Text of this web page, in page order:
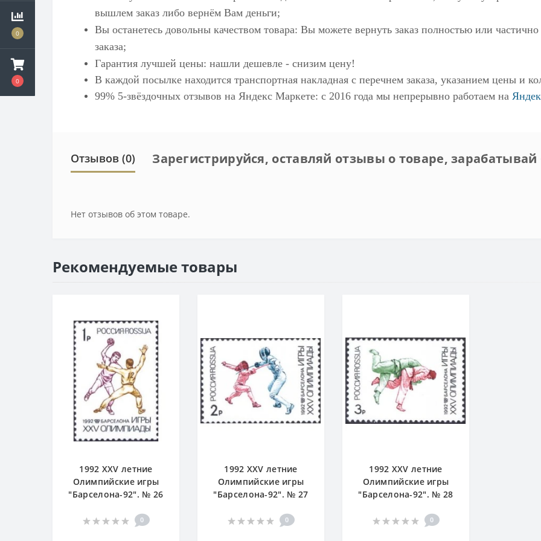
0
0
вышлем заказ либо вернём Вам деньги;
Вы останетесь довольны качеством товара: Вы можете вернуть заказ полностью или
заказа;
Гарантия лучшей цены: нашли дешевле - снизим цену!
В каждой посылке находится транспортная накладная с перечнем заказа, указанием цены и
99% 5-звёздочных отзывов на Яндекс Маркете: с 2016 года мы непрерывно работаем на
Отзывов (0) Зарегистрируйся, оставляй отзывы о товаре,
Нет отзывов об этом товаре.
Рекомендуемые товары
1992 XXV летние
Олимпийские игры
"Барселона-92". № 26
0
1992 XXV летние
Олимпийские игры
"Барселона-92". № 27
0
1992 XXV летние
Олимпийские игры
"Барселона-92". № 28
0